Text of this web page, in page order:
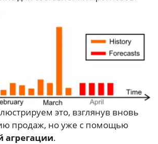
это, взглянув вновь
продаж, но уже с помощью
агрегации.